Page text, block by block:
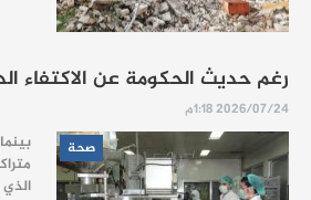
رغم حديث الحكومة عن الاكتفاء
2026/07/24 1:18م
صحة